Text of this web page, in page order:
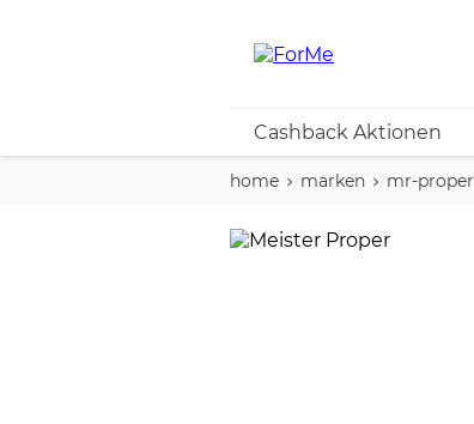
Cashback Aktionen
home marken mr-proper